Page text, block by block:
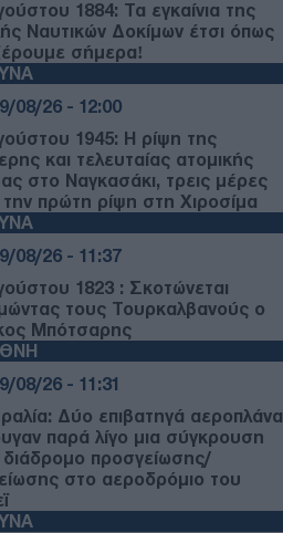
1884: Τα εγκαίνια της
Ναυτικών Δοκίμων έτσι όπως
σήμερα!
08/26 - 12:00
1945: Η ρίψη της
και τελευταίας ατομικής
στο Ναγκασάκι, τρεις μέρες
πρώτη ρίψη στη Χιροσίμα
08/26 - 11:37
1823 : Σκοτώνεται
τους Τουρκαλβανούς ο
Μπότσαρης
08/26 - 11:31
Δύο επιβατηγά αεροπλάνα
παρά λίγο μια σύγκρουση
διάδρομο προσγείωσης/
στο αεροδρόμιο του